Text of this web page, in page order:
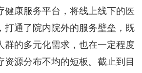
健康服务平台，将线上线下的医
打通了院内院外的服务壁垒，既
群的多元化需求，也在一定程度
资源分布不均的短板。截止到目